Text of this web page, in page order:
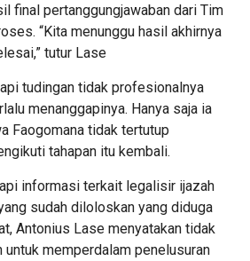
final pertanggungjawaban dari Tim
“Kita menunggu hasil akhirnya
tutur Lase
tudingan tidak profesionalnya
menanggapinya. Hanya saja ia
Faogomana tidak tertutup
tahapan itu kembali.
informasi terkait legalisir ijazah
sudah diloloskan yang diduga
Antonius Lase menyatakan tidak
untuk memperdalam penelusuran